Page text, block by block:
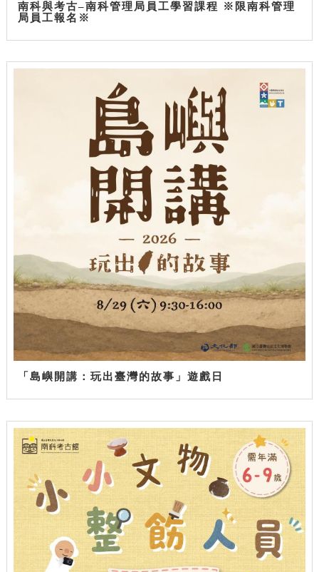
南科與考古–南科管理局員工學習課程 ※限南科管理
局員工報名※
「島嶼開講：玩出臺灣的故事」遊戲日